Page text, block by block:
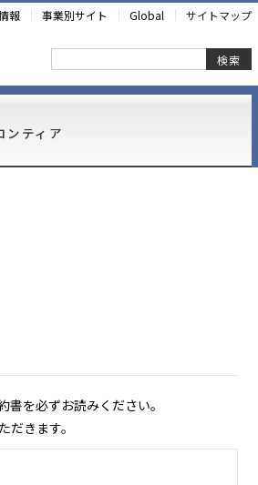
報 事業別サイト Global サイトマップ
検索
ンティア
を必ずお読みください。
きます。